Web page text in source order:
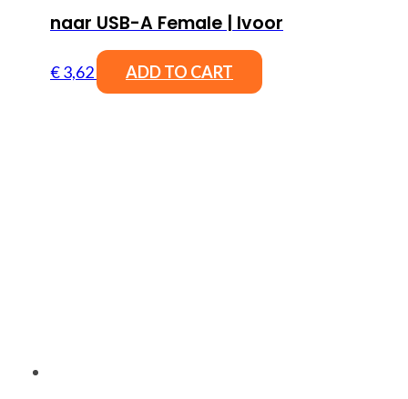
naar USB-A Female | Ivoor
€3,62 ADD TO CART